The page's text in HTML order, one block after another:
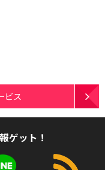
ビス
ゲット！